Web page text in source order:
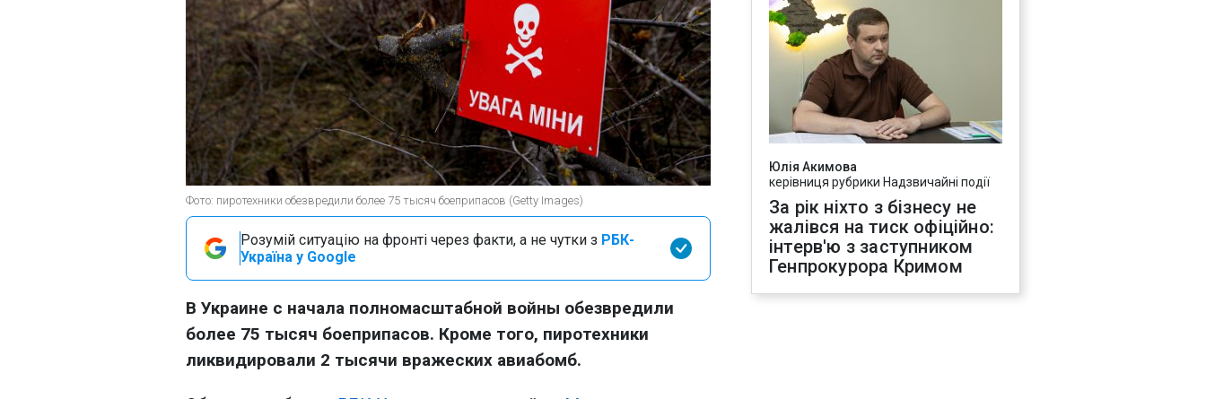
Фото: пиротехники обезвредили более 75 тысяч боеприпасов (Getty Images)
Розумій ситуацію на фронті через факти, а не чутки з РБК-
Україна у Google
В Украине с начала полномасштабной войны обезвредили
более 75 тысяч боеприпасов. Кроме того, пиротехники
ликвидировали 2 тысячи вражеских авиабомб.
Юлія Акимова
керівниця рубрики Надзвичайні події
За рік ніхто з бізнесу не
жалівся на тиск офіційно:
інтерв'ю з заступником
Генпрокурора Кримом